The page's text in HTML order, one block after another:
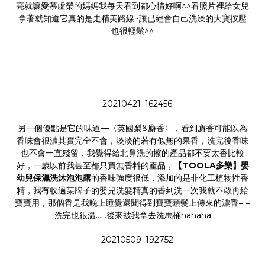
亮就讓愛慕虛榮的媽媽我每天看到都心情好啊^^看照片裡給女兒
拿著就知道它真的是走精美路線~讓已經會自己洗澡的大寶按壓
也很輕鬆^^
另一個優點是它的味道—〈英國梨&麝香〉，看到麝香可能以為
香味會很濃其實完全不會，淡淡的若有似無的果香，洗完後香味
也不會一直殘留，我覺得給北鼻洗的擦的產品都不要太香比較
好，一歲以前我甚至都只買無香料的產品，
【TOOLA多樂】嬰
幼兒保濕洗沐泡泡露的香味強度很低，添加的是非化工植物性香
精，我有收過某牌子的嬰兒洗髮精真的香到洗一次我就不敢再給
寶寶用，那個香是我晚上睡覺還聞得到寶寶頭髮上傳來的濃香= =
洗完也很澀……後來被我拿去洗馬桶hahaha